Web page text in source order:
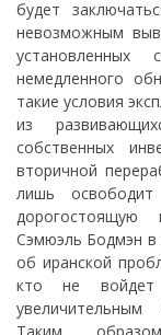
будет
невозможным
немедленного
такие условия
из
собственных
вторичной
лишь
дорогостоящую
Сэмюэль Бодмэн в
об иранской
кто не войдет
Таким